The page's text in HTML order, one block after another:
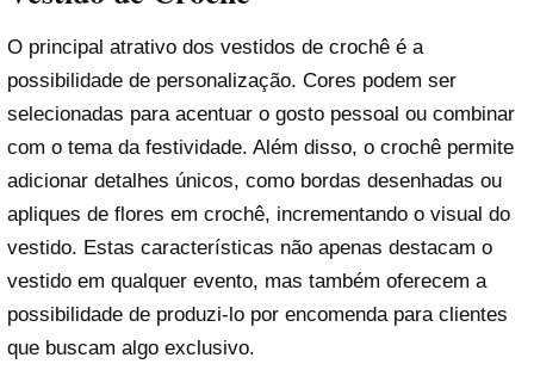
O principal atrativo dos vestidos de crochê é a
possibilidade de personalização. Cores podem ser
selecionadas para acentuar o gosto pessoal ou combinar
com o tema da festividade. Além disso, o crochê permite
adicionar detalhes únicos, como bordas desenhadas ou
apliques de flores em crochê, incrementando o visual do
vestido. Estas características não apenas destacam o
vestido em qualquer evento, mas também oferecem a
possibilidade de produzi-lo por encomenda para clientes
que buscam algo exclusivo.